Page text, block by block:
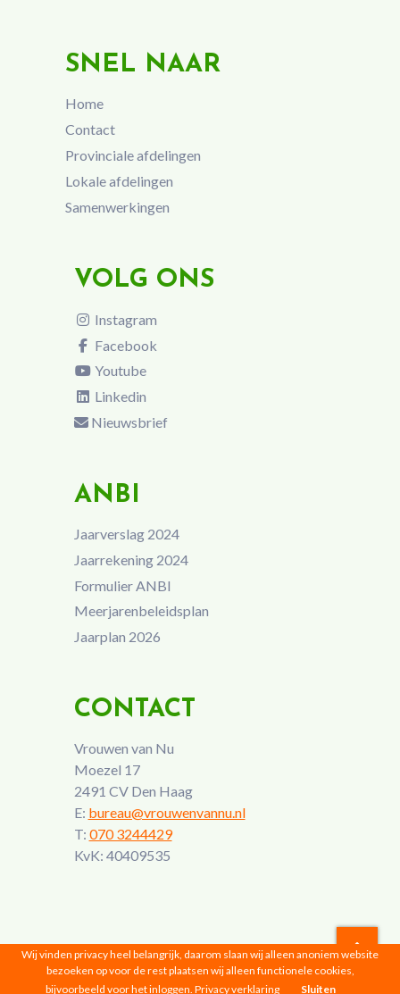
SNEL NAAR
Home
Contact
Provinciale afdelingen
Lokale afdelingen
Samenwerkingen
VOLG ONS
Instagram
Facebook
Youtube
Linkedin
Nieuwsbrief
ANBI
Jaarverslag 2024
Jaarrekening 2024
Formulier ANBI
Meerjarenbeleidsplan
Jaarplan 2026
CONTACT
Vrouwen van Nu
Moezel 17
2491 CV Den Haag
E: bureau@vrouwenvannu.nl
T: 070 3244429
KvK: 40409535
Vrouwen van Nu © 2026 |Privacyverklaring
Wij vinden privacy heel belangrijk, daarom slaan wij alleen anoniem website
bezoeken op voor de rest plaatsen wij alleen functionele cookies,
bijvoorbeeld voor het inloggen. Privacy verklaring Sluiten